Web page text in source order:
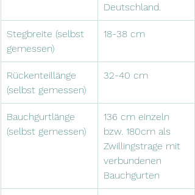
Deutschland.
Stegbreite (selbst
gemessen)
18-38 cm
Rückenteillänge
(selbst gemessen)
32-40 cm
Bauchgurtlänge
(selbst gemessen)
136 cm einzeln
bzw. 180cm als
Zwillingstrage mit
verbundenen
Bauchgurten